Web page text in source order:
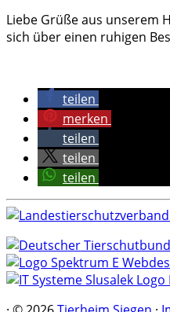
Liebe Grüße aus unserem
sich über einen ruhigen
teilen
merken
teilen
teilen
teilen